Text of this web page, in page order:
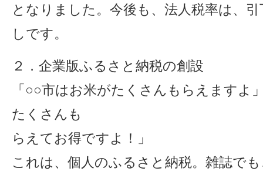
となりました。今後も、法人税率は、
しです。
２．企業版ふるさと納税の創設
「○○市はお米がたくさんもらえますよ
たくさんも
らえてお得ですよ！」
これは、個人のふるさと納税。雑誌で